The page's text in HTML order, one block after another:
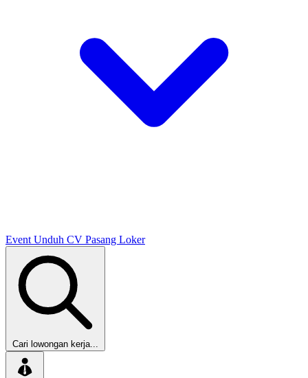
Event Unduh CV Pasang Loker
Cari lowongan kerja...